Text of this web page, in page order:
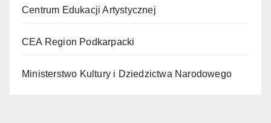
Centrum Edukacji Artystycznej
CEA Region Podkarpacki
Ministerstwo Kultury i Dziedzictwa Narodowego